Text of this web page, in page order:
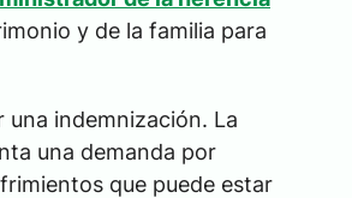
y de la familia para
indemnización. La
una demanda por
que puede estar